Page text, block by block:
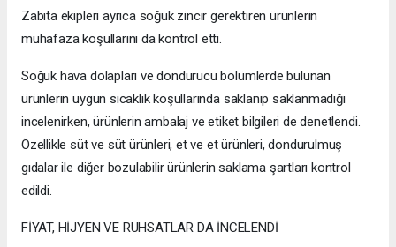
Zabıta ekipleri ayrıca soğuk zincir gerektiren ürünlerin
muhafaza koşullarını da kontrol etti.
Soğuk hava dolapları ve dondurucu bölümlerde bulunan
ürünlerin uygun sıcaklık koşullarında saklanıp saklanmadığı
incelenirken, ürünlerin ambalaj ve etiket bilgileri de denetlendi.
Özellikle süt ve süt ürünleri, et ve et ürünleri, dondurulmuş
gıdalar ile diğer bozulabilir ürünlerin saklama şartları kontrol
edildi.
FİYAT, HİJYEN VE RUHSATLAR DA İNCELENDİ